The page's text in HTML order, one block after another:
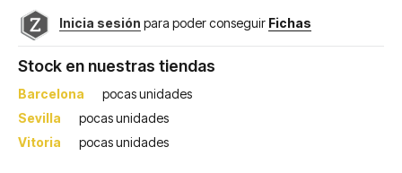
Inicia sesión para poder conseguir Fichas
Stock en nuestras tiendas
Barcelona
pocas unidades
Sevilla
pocas unidades
Vitoria
pocas unidades